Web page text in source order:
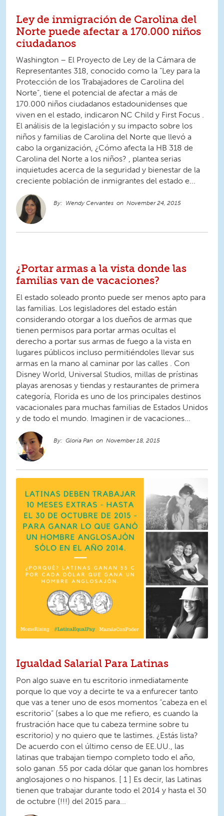
Ley de inmigración de Carolina del
Norte puede afectar a 170.000 niños
ciudadanos
Washington – El Proyecto de Ley de la Cámara de
Representantes 318, conocido como la “Ley para la
Protección de los Trabajadores de Carolina del
Norte”, tiene el potencial de afectar a más de
170.000 niños ciudadanos estadounidenses que
viven en el estado, indicaron NC Child y First Focus .
El análisis de la legislación y su impacto sobre los
niños y familias de Carolina del Norte que llevó a
cabo la organización, ¿Cómo afecta la HB 318 de
Carolina del Norte a los niños? , plantea serias
inquietudes acerca de la seguridad y bienestar de la
creciente población de inmigrantes del estado e...
Wendy Cervantes November 24, 2015
¿Portar armas a la vista donde las
familias van de vacaciones?
El estado soleado pronto puede ser menos apto para
las familias. Los legisladores del estado están
considerando otorgar a los dueños de armas que
tienen permisos para portar armas ocultas el
derecho a portar sus armas de fuego a la vista en
lugares públicos incluso permitiéndoles llevar sus
armas en la mano al caminar por las calles . Con
Disney World, Universal Studios, millas de prístinas
playas arenosas y tiendas y restaurantes de primera
categoría, Florida es uno de los principales destinos
vacacionales para muchas familias de Estados Unidos
y de todo el mundo. Imaginen ir de vacaciones...
Gloria Pan November 18, 2015
Igualdad Salarial Para Latinas
Pon algo suave en tu escritorio inmediatamente
porque lo que voy a decirte te va a enfurecer tanto
que vas a tener uno de esos momentos “cabeza en el
escritorio” (sabes a lo que me refiero, es cuando la
frustración hace que tu cabeza termine sobre tu
escritorio) y no quiero que te lastimes. ¿Estás lista?
De acuerdo con el último censo de EE.UU., las
latinas que trabajan tiempo completo todo el año,
solo ganan .55 por cada dólar que ganan los hombres
anglosajones o no hispanos. [ 1 ] Es decir, las Latinas
tienen que trabajar durante todo el 2014 y hasta el 30
de octubre (!!!) del 2015 para...